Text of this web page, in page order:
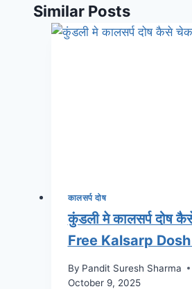
Similar Posts
कालसर्प दोष
कुंडली मे कालसर्प दोष
Free Kalsarp
By Pandit Suresh Sharma
October 9, 2025